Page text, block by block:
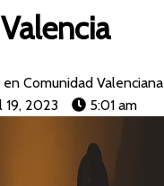
Valencia
en Comunidad Valenciana
19, 2023
5:01 am